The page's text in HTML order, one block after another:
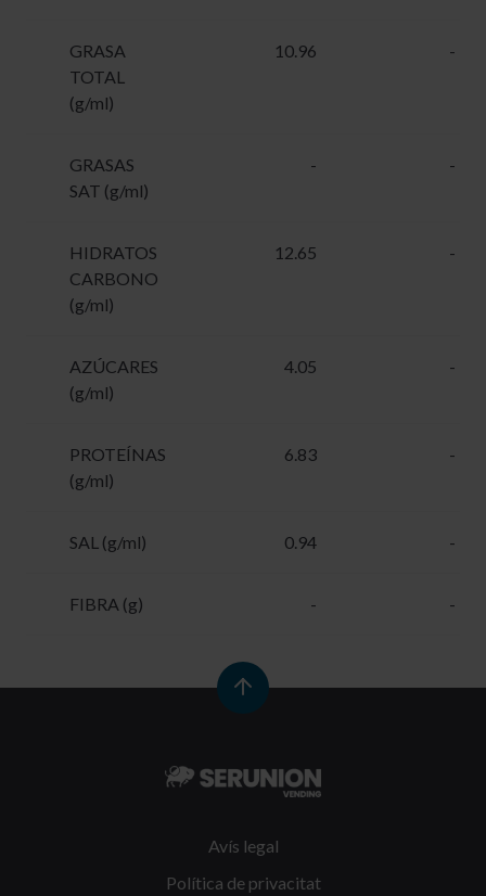
GRASA
TOTAL
(g/ml)
10.96 -
GRASAS
SAT (g/ml)
- -
HIDRATOS
CARBONO
(g/ml)
12.65 -
AZÚCARES
(g/ml)
4.05 -
PROTEÍNAS
(g/ml)
6.83 -
SAL (g/ml) 0.94 -
FIBRA (g) - -
Avís legal
Política de privacitat